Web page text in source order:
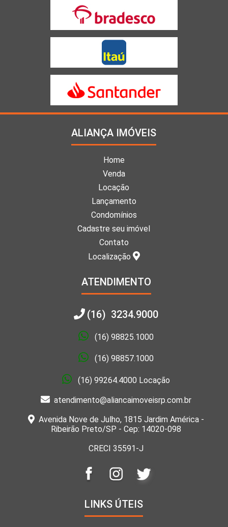
ALIANÇA IMÓVEIS
Home
Venda
Locação
Lançamento
Condomínios
Cadastre seu imóvel
Contato
Localização
ATENDIMENTO
(16) 3234.9000
(16) 98825.1000
(16) 98857.1000
(16) 99264.4000 Locação
atendimento@aliancaimoveisrp.com.br
Avenida Nove de Julho, 1815 Jardim América -
Ribeirão Preto/SP - Cep: 14020-098
CRECI 35591-J
LINKS ÚTEIS